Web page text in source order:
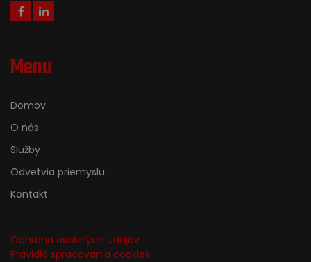
Menu
Domov
O nás
Služby
Odvetvia priemyslu
Kontakt
Ochrana osobných údajov
Pravidlá spracovania cookies